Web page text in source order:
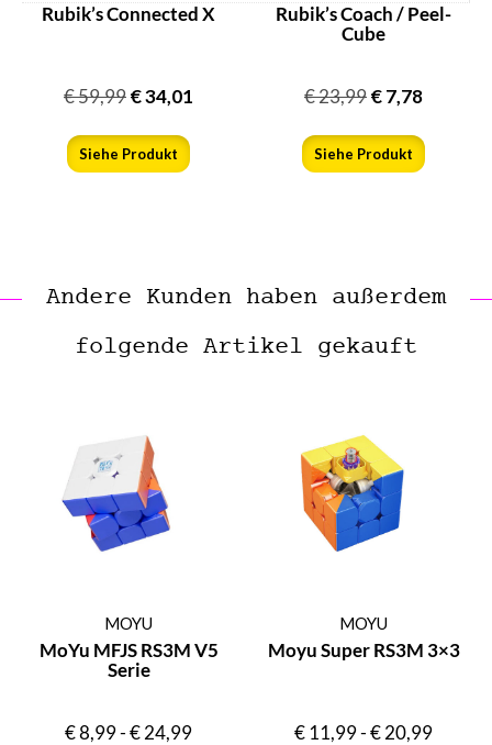
Rubik’s Connected X
€59,99€34,01
Siehe Produkt
Rubik’s Coach / Peel-
Cube
€23,99€7,78
Siehe Produkt
Andere Kunden haben außerdem
folgende Artikel gekauft
MOYU
MoYu MFJS RS3M V5
Serie
€8,99-€24,99
MOYU
Moyu Super RS3M 3×3
€11,99-€20,99